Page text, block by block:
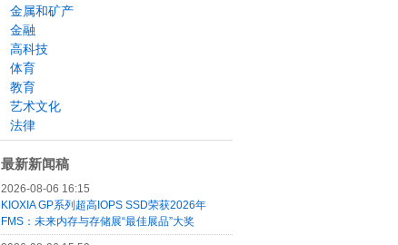
金属和矿产
金融
高科技
体育
教育
艺术文化
法律
最新新闻稿
2026-08-06 16:15
KIOXIA GP系列超高IOPS SSD荣获2026年
FMS：未来内存与存储展“最佳展品”大奖